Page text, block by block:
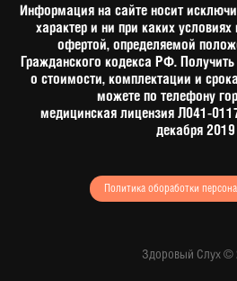
Информация на сайте носит
характер и ни при каких условиях
офертой, определяемой
Гражданского кодекса РФ.
о стоимости, комплектации и
можете по телефону
медицинская лицензия Л041-
декабря 2019
Политика обоработки
Здоровый Слух ©